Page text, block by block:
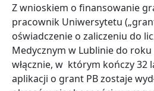
Z wnioskiem o finansowanie
pracownik Uniwersytetu
oświadczenie o zaliczeniu do
Medycznym w Lublinie do
włącznie, w którym kończy 32
aplikacji o grant PB zostaje